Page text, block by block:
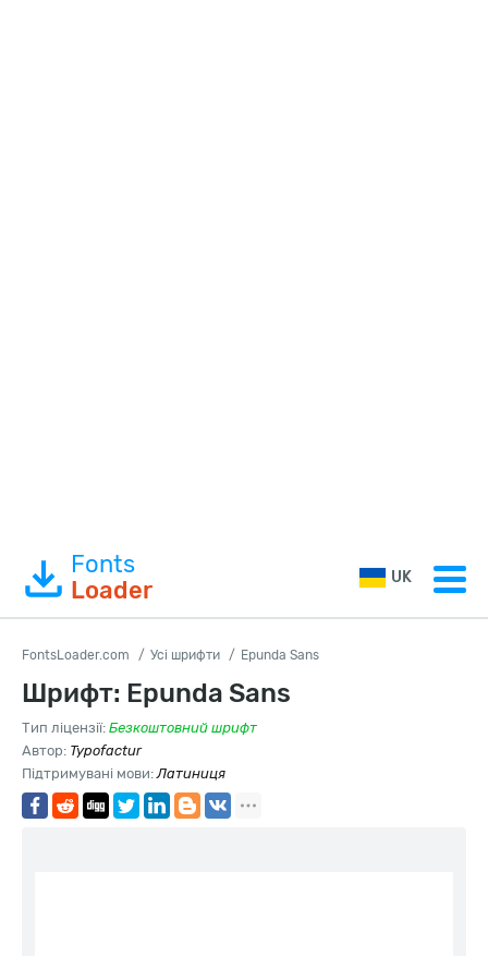
Fonts
Loader
UK
FontsLoader.com Усі шрифти Epunda Sans
Шрифт: Epunda Sans
Тип ліцензії: Безкоштовний шрифт
Автор: Typofactur
Підтримувані мови:Латиниця